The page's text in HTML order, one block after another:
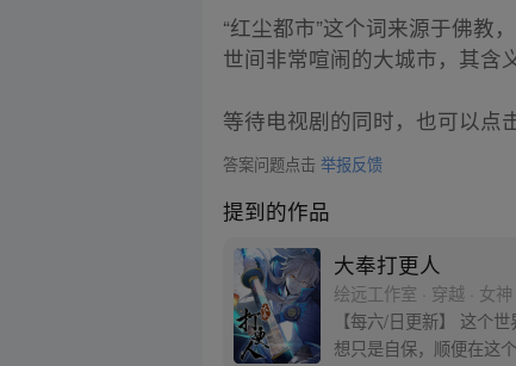
“红尘都市”这个词来源于佛教
世间非常喧闹的大城市，其含
等待电视剧的同时，也可以点
答案问题点击举报反馈
提到的作品
大奉打更人
绘远工作室 · 穿越 · 女神
【每六/日更新】 这个
想只是自保，顺便在这